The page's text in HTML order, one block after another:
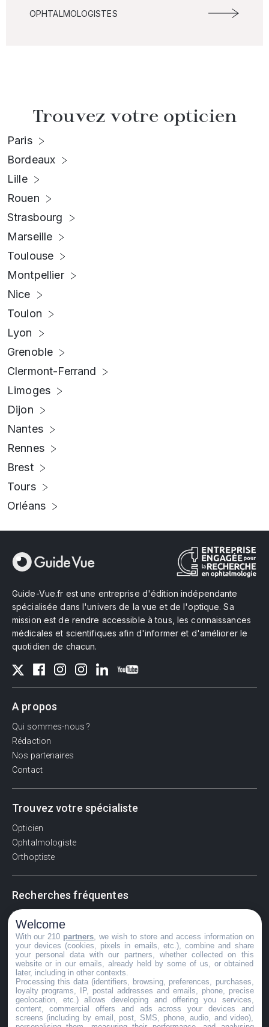
OPHTALMOLOGISTES
Trouvez votre opticien
Paris
Bordeaux
Lille
Rouen
Strasbourg
Marseille
Toulouse
Montpellier
Nice
Toulon
Lyon
Grenoble
Clermont-Ferrand
Limoges
Dijon
Nantes
Rennes
Brest
Tours
Orléans
Guide-Vue.fr est une entreprise d'édition indépendante
spécialisée dans l'univers de la vue et de l'optique. Sa
mission est de rendre accessible à tous, les connaissances
médicales et scientifiques afin d'informer et d'améliorer le
quotidien de chacun.
A propos
Qui sommes-nous ?
Rédaction
Nos partenaires
Contact
Trouvez votre spécialiste
Opticien
Ophtalmologiste
Orthoptiste
Recherches fréquentes
Pathologies adultes
Signes d'une urgence ophtalmologique
La vision
Acuité visuelle
Myosis / mydriase
Œdème oculaire
Welcome
With our 210 partners , we wish to store and access information on
your devices (cookies, pixels in emails, etc.), combine and share
your personal data with our partners, whether collected on this
website or in our emails, already held by some of us, or obtained
later, including in other contexts.
Processing this data (identifiers, browsing, preferences, purchases,
loyalty programs, IP, postal addresses and emails, phone, precise
geolocation, etc.) allows developing and offering you services,
content, commercial offers and ads across your devices and
screens (including by email, post, SMS, phone, audio, and video),